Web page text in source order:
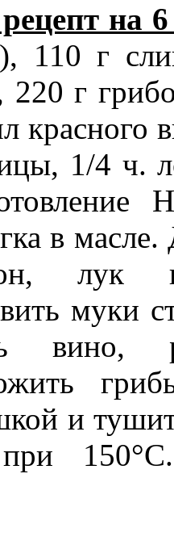
на
110 г
220 г
красного
1/4 ч.
в
муки
вино,
и